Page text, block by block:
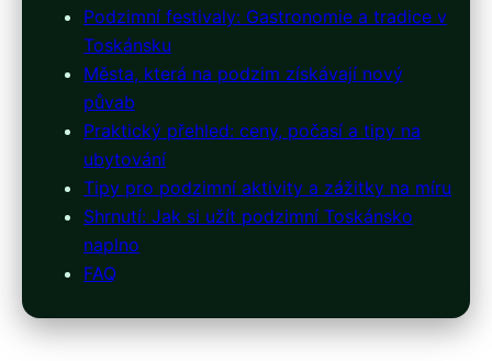
Podzimní festivaly: Gastronomie a tradice v
Toskánsku
Města, která na podzim získávají nový
půvab
Praktický přehled: ceny, počasí a tipy na
ubytování
Tipy pro podzimní aktivity a zážitky na míru
Shrnutí: Jak si užít podzimní Toskánsko
naplno
FAQ